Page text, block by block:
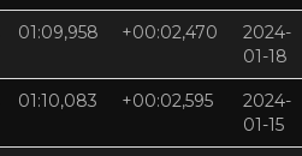
01:09,958 +00:02,470
2024-
01-18
01:10,083 +00:02,595
2024-
01-15